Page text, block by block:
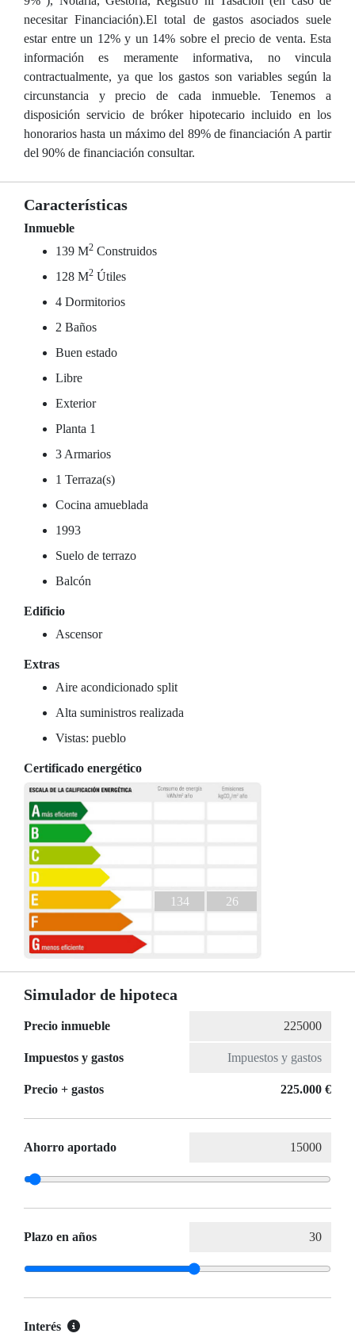
necesitar Financiación).El total de gastos asociados suele
estar entre un 12% y un 14% sobre el precio de venta. Esta
información es meramente informativa, no vincula
contractualmente, ya que los gastos son variables según la
circunstancia y precio de cada inmueble. Tenemos a
disposición servicio de bróker hipotecario incluido en los
honorarios hasta un máximo del 89% de financiación A partir
del 90% de financiación consultar.
Características
Inmueble
139 M2 Construidos
128 M2 Útiles
4 Dormitorios
2 Baños
Buen estado
Libre
Exterior
Planta 1
3 Armarios
1 Terraza(s)
Cocina amueblada
1993
Suelo de terrazo
Balcón
Edificio
Ascensor
Extras
Aire acondicionado split
Alta suministros realizada
Vistas: pueblo
Certificado energético
134 26
Simulador de hipoteca
Precio inmueble
Impuestos y gastos
Precio + gastos 225.000 €
Ahorro aportado
Plazo en años
Interés